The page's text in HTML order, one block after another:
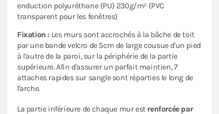
enduction polyuréthane (PU) 230g/m² (PVC
transparent pour les fenêtres)
Fixation : Les murs sont accrochés à la bâche de toit
par une bande velcro de 5cm de large cousue d'un pied
à l'autre de la paroi, sur la périphérie de la partie
supérieure. Afin d'assurer un parfait maintien, 7
attaches rapides sur sangle sont réparties le long de
l'arche.
La partie inférieure de chaque mur estrenforcée par